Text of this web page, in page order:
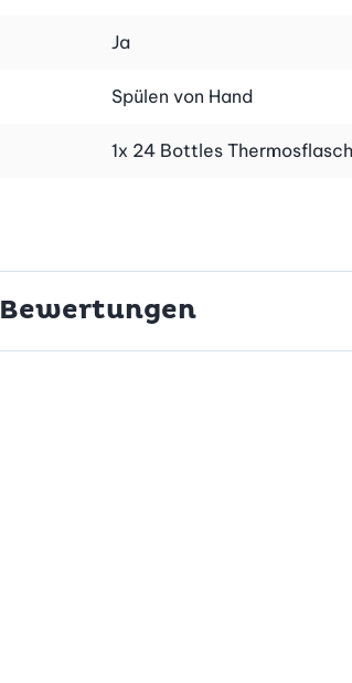
Ja
Spülen von Hand
1x 24 Bottles
Bewertungen